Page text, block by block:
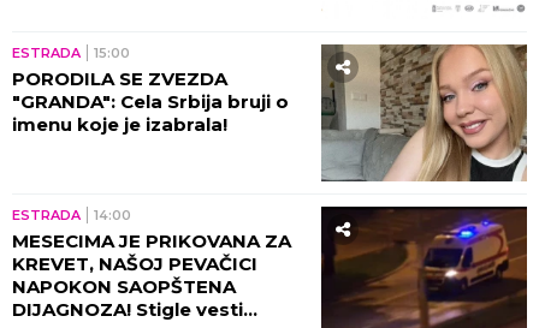
"SAMO JOŠ I TA KUĆICA DA MI
IZGORI..." Hitno oglašavanje
Male Cane - POŽAR GUTA SVE
PRED SOBOM!
POZNATI DETALJI STRAVIČNE
NESREĆE NA FRUŠKOJ GORI:
Ana Vrbaški hitno operisana,
PORODICA SE NADA ČUDU!